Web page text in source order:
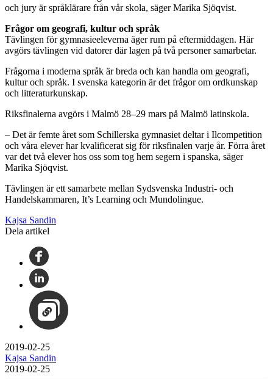
och jury är språklärare från vår skola, säger Marika Sjöqvist.
Frågor om geografi, kultur och språk
Tävlingen för gymnasieeleverna äger rum på eftermiddagen. Här
avgörs tävlingen vid datorer där lagen på två personer samarbetar.
Frågorna i moderna språk är breda och kan handla om geografi,
kultur och språk. I svenska kategorin är det frågor om ordkunskap
och litteraturkunskap.
Riksfinalerna avgörs i Malmö 28–29 mars på Malmö latinskola.
– Det är femte året som Schillerska gymnasiet deltar i Ilcompetition
och våra elever har kvalificerat sig för riksfinalen varje år. Förra året
var det två elever hos oss som tog hem segern i spanska, säger
Marika Sjöqvist.
Tävlingen är ett samarbete mellan Sydsvenska Industri- och
Handelskammaren, It’s Learning och Mundolingue.
Kajsa Sandin
Dela artikel
2019-02-25
Kajsa Sandin
2019-02-25